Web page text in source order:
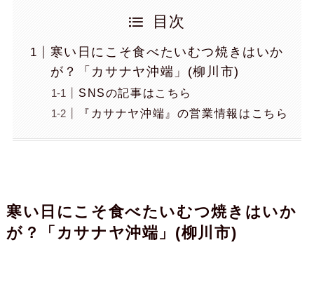
目次
寒い日にこそ食べたいむつ焼きはいか
が？「カサナヤ沖端」(柳川市)
SNSの記事はこちら
『カサナヤ沖端』の営業情報はこちら
寒い日にこそ食べたいむつ焼きはいか
が？「カサナヤ沖端」(柳川市)